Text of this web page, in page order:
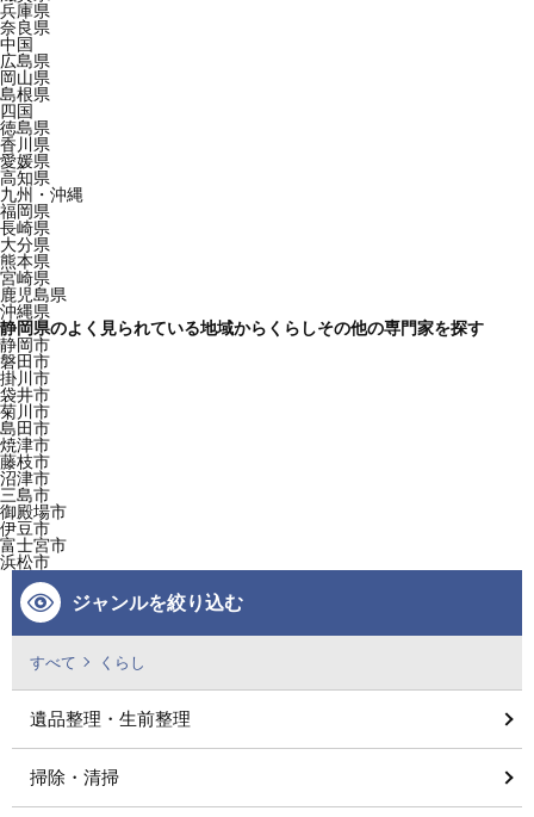
兵庫県
奈良県
中国
広島県
岡山県
島根県
四国
徳島県
香川県
愛媛県
高知県
九州・沖縄
福岡県
長崎県
大分県
熊本県
宮崎県
鹿児島県
沖縄県
静岡県のよく見られている地域からくらしその他の専門家を探す
静岡市
磐田市
掛川市
袋井市
菊川市
島田市
焼津市
藤枝市
沼津市
三島市
御殿場市
伊豆市
富士宮市
浜松市
ジャンルを絞り込む
すべて くらし
遺品整理・生前整理
掃除・清掃